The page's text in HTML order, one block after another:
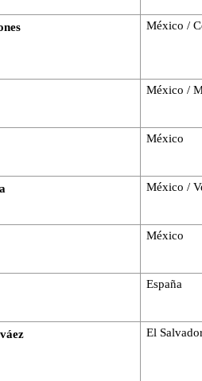
México /
México /
México
México /
México
España
El